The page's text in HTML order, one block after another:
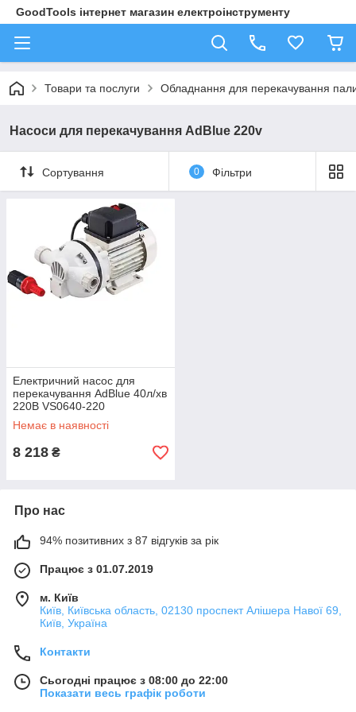
GoodTools інтернет магазин електроінструменту
Товари та послуги Обладнання для перекачування
Насоси для перекачування AdBlue 220v
Сортування 0 Фільтри
Електричний насос для
перекачування AdBlue 40л/хв
220В VS0640-220
Мембранний насос Робочий
цикл 30хв Тайвань
Немає в наявності
8 218 ₴
Про нас
94% позитивних з 87 відгуків за рік
Працює з 01.07.2019
м. Київ
Київ, Київська область, 02130 проспект Алішера Навої 69,
Київ, Україна
Контакти
Сьогодні працює з 08:00 до 22:00
Показати весь графік роботи